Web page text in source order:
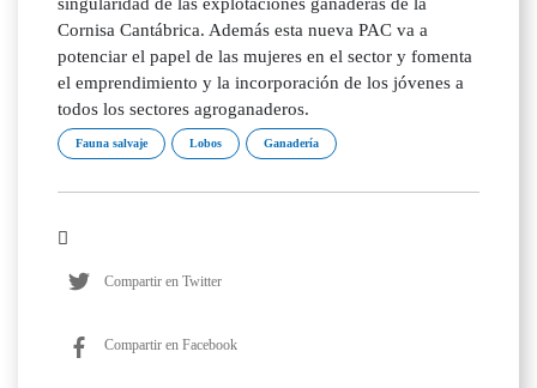
singularidad de las explotaciones ganaderas de la
Cornisa Cantábrica. Además esta nueva PAC va a
potenciar el papel de las mujeres en el sector y fomenta
el emprendimiento y la incorporación de los jóvenes a
todos los sectores agroganaderos.
Fauna salvaje Lobos Ganadería
Compartir en Twitter
Compartir en Facebook